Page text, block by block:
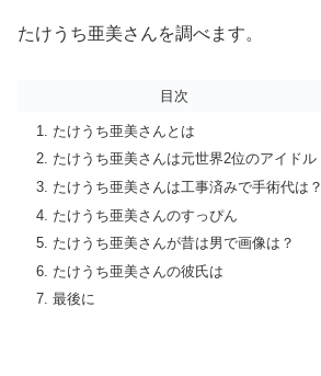
たけうち亜美さんを調べます。
目次
たけうち亜美さんとは
たけうち亜美さんは元世界2位のアイドル
たけうち亜美さんは工事済みで手術代は？
たけうち亜美さんのすっぴん
たけうち亜美さんが昔は男で画像は？
たけうち亜美さんの彼氏は
最後に